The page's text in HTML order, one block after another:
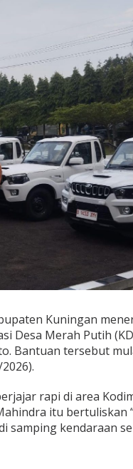
Kuningan
Desa Merah Putih
Bantuan tersebut
rapi di area
itu bertuliskan
samping kendaraan